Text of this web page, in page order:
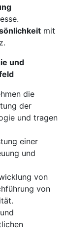
mit
und
die
der
und tragen
einer
und
von
von